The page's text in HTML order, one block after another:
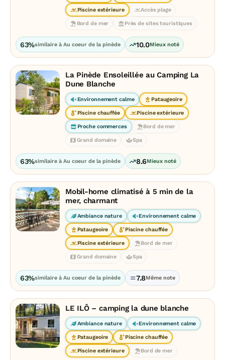
Piscine extérieure Accès plage
Bord de mer Près de sites touristiques
63%similaire à Au coeur de la pinède 10.0Mieux noté
La Pinède Ensoleillée au Camping La
Dune Blanche
Environnement calme Pataugeoire
Piscine chauffée Piscine extérieure
Proche commerces Bord de mer
Grand domaine Spa
63%similaire à Au coeur de la pinède 8.6Mieux noté
Mobil-home climatisé à 5 min de la
mer, charmant
Ambiance nature Environnement calme
Pataugeoire Piscine chauffée
Piscine extérieure Bord de mer
Grand domaine Spa
63%similaire à Au coeur de la pinède 7.8Même note
LE ILÔ – camping la dune blanche
Ambiance nature Environnement calme
Pataugeoire Piscine chauffée
Piscine extérieure Bord de mer